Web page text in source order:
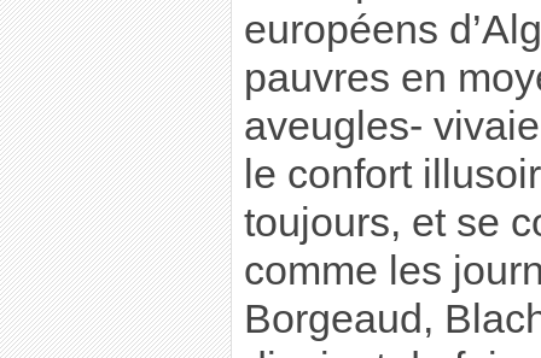
européens
pauvres en
aveugles-
le confort
toujours, et se
comme les
Borgeaud,